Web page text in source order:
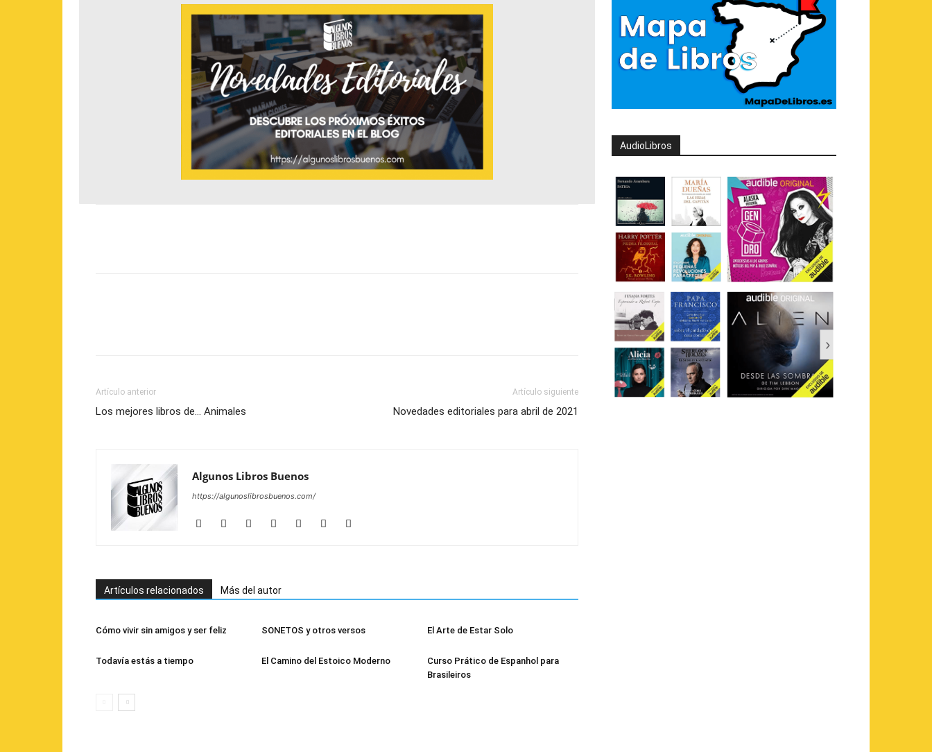
Artículo anterior
Los mejores libros de… Animales
Artículo siguiente
Novedades editoriales para abril de 2021
Algunos Libros Buenos
https://algunoslibrosbuenos.com/
Artículos relacionados Más del autor
Cómo vivir sin amigos y ser feliz SONETOS y otros versos El Arte de Estar Solo
Todavía estás a tiempo El Camino del Estoico Moderno
Curso Prático de Espanhol para
Brasileiros
AudioLibros